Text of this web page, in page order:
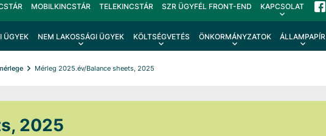
MOBILKINCSTÁR TELEKINCSTÁR SZR ÜGYFÉL FRONT-END KAPCSOLAT
ÜGYEK NEM LAKOSSÁGI ÜGYEK KÖLTSÉGVETÉS ÖNKORMÁNYZATOK ÁLLAMPAPÍR
Mérleg 2025.év/Balance sheets, 2025
2025